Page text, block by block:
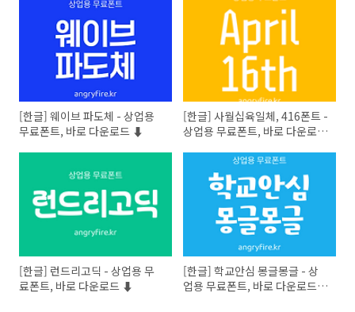
[한글] 웨이브 파도체 - 상업용
무료폰트, 바로 다운로드 ⬇︎
[한글] 사월십육일체, 416폰트 -
상업용 무료폰트, 바로 다운로드
[한글] 런드리고딕 - 상업용 무
료폰트, 바로 다운로드 ⬇︎
[한글] 학교안심 몽글몽글 - 상
업용 무료폰트, 바로 다운로드